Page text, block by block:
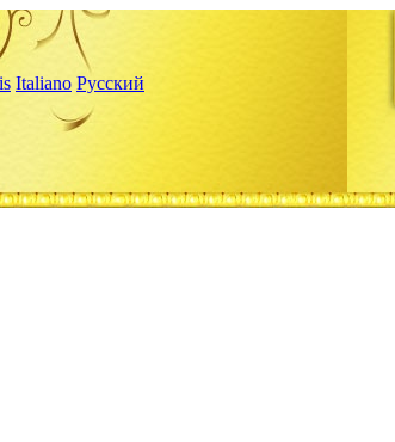
Italiano Русский